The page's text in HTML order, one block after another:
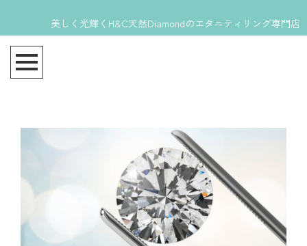
美しく光輝くH&C天然Diamondのエタニティリング専門店